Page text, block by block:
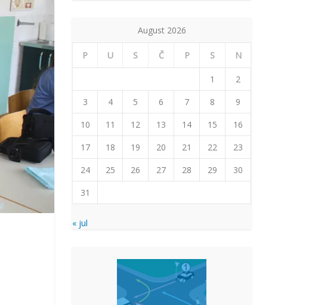
August 2026
P U S Č P S N
1
2
3
4 5 6 7 8
9
10
11 12 13 14 15
16
17
18 19 20 21 22
23
24
25 26 27 28 29
30
31
« jul